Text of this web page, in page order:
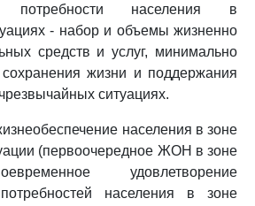
потребности населения в
- набор и объемы жизненно
средств и услуг, минимально
жизни и поддержания
ситуациях.
населения в зоне
(первоочередное ЖОН в зоне
удовлетворение
населения в зоне